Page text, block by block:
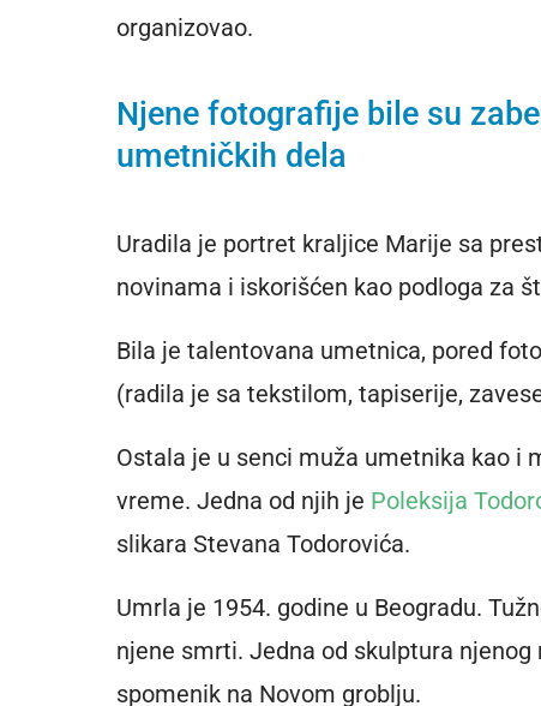
organizovao.
Njene fotografije bile su
umetničkih dela
Uradila je portret kraljice Marije sa
novinama i iskorišćen kao podloga za
Bila je talentovana umetnica, pored
(radila je sa tekstilom, tapiserije,
Ostala je u senci muža umetnika kao i
vreme. Jedna od njih je Poleksija
slikara Stevana Todorovića.
Umrla je 1954. godine u Beogradu.
njene smrti. Jedna od skulptura
spomenik na Novom groblju.